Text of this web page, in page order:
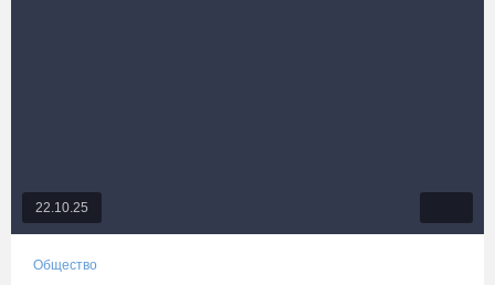
22.10.25
Общество